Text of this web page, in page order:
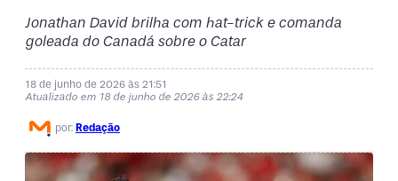
Jonathan David brilha com hat-trick e comanda
goleada do Canadá sobre o Catar
18 de junho de 2026 às 21:51
Atualizado em 18 de junho de 2026 às 22:24
por: Redação